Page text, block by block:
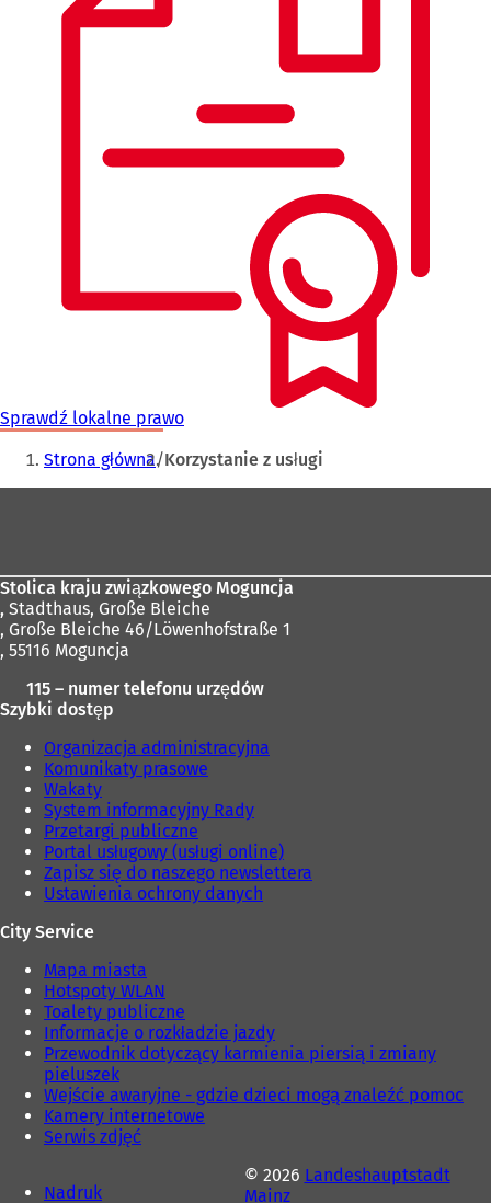
Sprawdź lokalne prawo
Jesteś
tutaj:
Strona główna Korzystanie z usługi
Stolica kraju związkowego Moguncja
, Stadthaus, Große Bleiche
, Große Bleiche 46/Löwenhofstraße 1
, 55116 Moguncja
115 – numer telefonu urzędów
Szybki dostęp
Organizacja administracyjna
Komunikaty prasowe
Wakaty
System informacyjny Rady
Przetargi publiczne
Portal usługowy (usługi online)
Zapisz się do naszego newslettera
Ustawienia ochrony danych
City Service
Mapa miasta
Hotspoty WLAN
Toalety publiczne
Informacje o rozkładzie jazdy
Przewodnik dotyczący karmienia piersią i zmiany
pieluszek
Wejście awaryjne - gdzie dzieci mogą znaleźć pomoc
Kamery internetowe
Serwis zdjęć
Nadruk
© 2026 Landeshauptstadt
Mainz